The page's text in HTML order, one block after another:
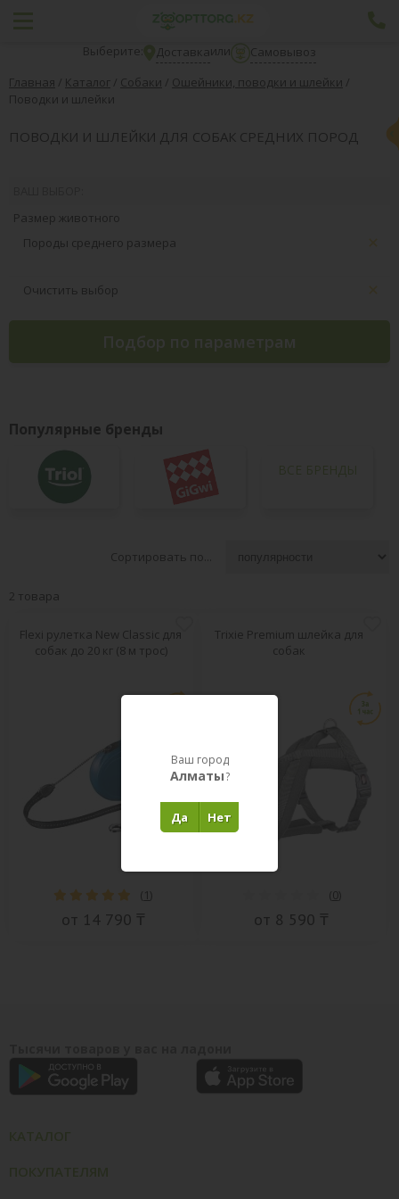
Выберите: Доставкаили
Самовывоз
Главная / Каталог / Собаки / Ошейники, поводки и шлейки /
Поводки и шлейки
ПОВОДКИ И ШЛЕЙКИ ДЛЯ СОБАК СРЕДНИХ ПОРОД
Размер животного
Породы среднего размера
Очистить выбор
Подбор по параметрам
Популярные бренды
ВСЕ БРЕНДЫ
Сортировать по...
2 товара
Flexi рулетка New Classic для
собак до 20 кг (8 м трос)
( 1)
от 14 790 ₸
Trixie Premium шлейка для
собак
(0)
от 8 590 ₸
Ваш город
Алматы?
Нет
Да